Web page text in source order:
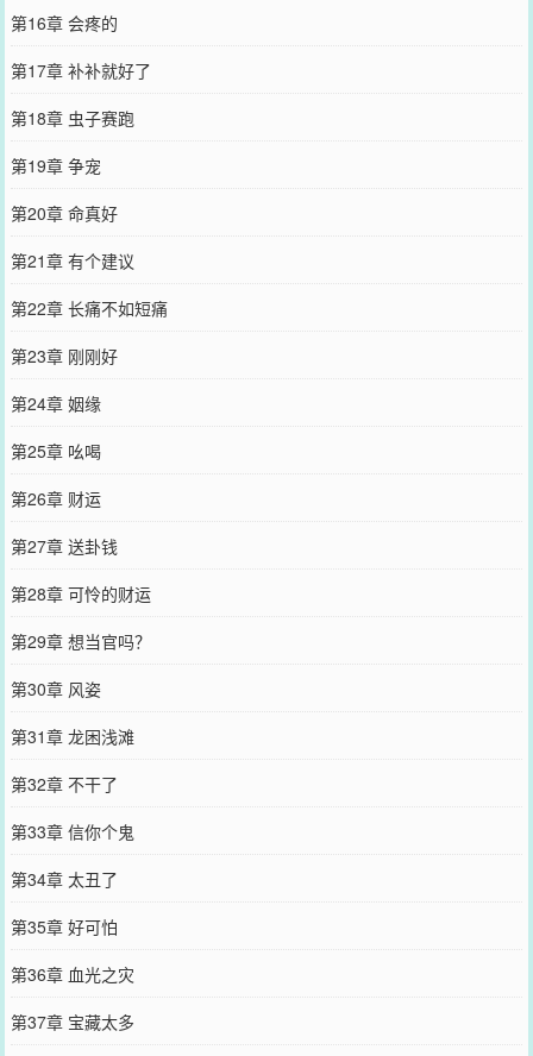
第16章 会疼的
第17章 补补就好了
第18章 虫子赛跑
第19章 争宠
第20章 命真好
第21章 有个建议
第22章 长痛不如短痛
第23章 刚刚好
第24章 姻缘
第25章 吆喝
第26章 财运
第27章 送卦钱
第28章 可怜的财运
第29章 想当官吗？
第30章 风姿
第31章 龙困浅滩
第32章 不干了
第33章 信你个鬼
第34章 太丑了
第35章 好可怕
第36章 血光之灾
第37章 宝藏太多